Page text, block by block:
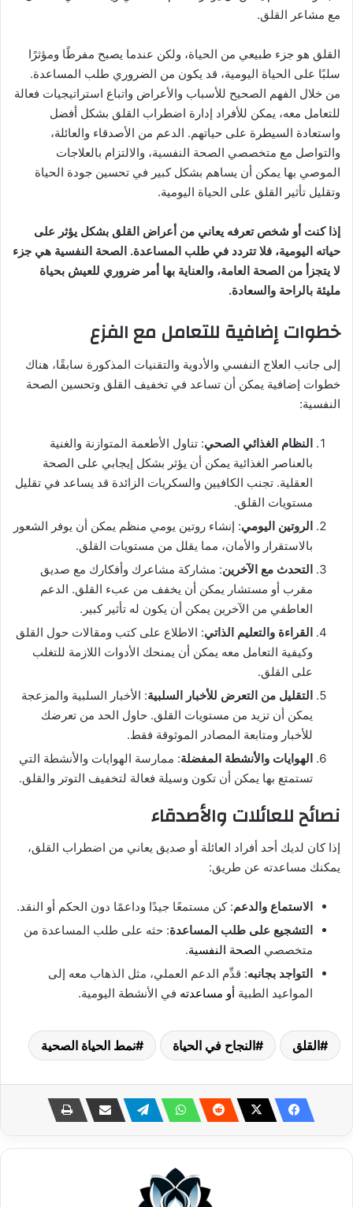
مع مشاعر القلق.
القلق هو جزء طبيعي من الحياة، ولكن عندما يصبح مفرطًا ومؤثرًا
سلبًا على الحياة اليومية، قد يكون من الضروري طلب المساعدة.
من خلال الفهم الصحيح للأسباب والأعراض واتباع استراتيجيات فعالة
للتعامل معه، يمكن للأفراد إدارة اضطراب القلق بشكل أفضل
واستعادة السيطرة على حياتهم. الدعم من الأصدقاء والعائلة،
والتواصل مع متخصصي الصحة النفسية، والالتزام بالعلاجات
الموصي بها يمكن أن يساهم بشكل كبير في تحسين جودة الحياة
وتقليل تأثير القلق على الحياة اليومية.
إذا كنت أو شخص تعرفه يعاني من أعراض القلق بشكل يؤثر على
حياته اليومية، فلا تتردد في طلب المساعدة. الصحة النفسية هي جزء
لا يتجزأ من الصحة العامة، والعناية بها أمر ضروري للعيش بحياة
مليئة بالراحة والسعادة.
خطوات إضافية للتعامل مع الفزع
إلى جانب العلاج النفسي والأدوية والتقنيات المذكورة سابقًا، هناك
خطوات إضافية يمكن أن تساعد في تخفيف القلق وتحسين الصحة
النفسية:
النظام الغذائي الصحي: تناول الأطعمة المتوازنة والغنية
بالعناصر الغذائية يمكن أن يؤثر بشكل إيجابي على الصحة
العقلية. تجنب الكافيين والسكريات الزائدة قد يساعد في تقليل
مستويات القلق.
الروتين اليومي: إنشاء روتين يومي منظم يمكن أن يوفر الشعور
بالاستقرار والأمان، مما يقلل من مستويات القلق.
التحدث مع الآخرين: مشاركة مشاعرك وأفكارك مع صديق
مقرب أو مستشار يمكن أن يخفف من عبء القلق. الدعم
العاطفي من الآخرين يمكن أن يكون له تأثير كبير.
القراءة والتعليم الذاتي: الاطلاع على كتب ومقالات حول القلق
وكيفية التعامل معه يمكن أن يمنحك الأدوات اللازمة للتغلب
على القلق.
التقليل من التعرض للأخبار السلبية: الأخبار السلبية والمزعجة
يمكن أن تزيد من مستويات القلق. حاول الحد من تعرضك
للأخبار ومتابعة المصادر الموثوقة فقط.
الهوايات والأنشطة المفضلة: ممارسة الهوايات والأنشطة التي
تستمتع بها يمكن أن تكون وسيلة فعالة لتخفيف التوتر والقلق.
نصائح للعائلات والأصدقاء
إذا كان لديك أحد أفراد العائلة أو صديق يعاني من اضطراب القلق،
يمكنك مساعدته عن طريق:
الاستماع والدعم: كن مستمعًا جيدًا وداعمًا دون الحكم أو النقد.
التشجيع على طلب المساعدة: حثه على طلب المساعدة من
متخصصي الصحة النفسية.
التواجد بجانبه: قدِّم الدعم العملي، مثل الذهاب معه إلى
المواعيد الطبية أو مساعدته في الأنشطة اليومية.
القلق النجاح في الحياة نمط الحياة الصحية